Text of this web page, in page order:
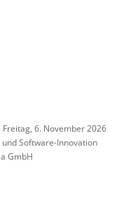
6. November 2026
und Software-Innovation
GmbH